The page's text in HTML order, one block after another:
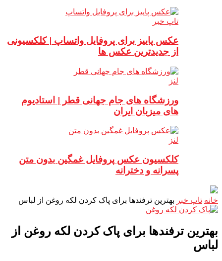
تاپ خبر
عکس پاییز برای پروفایل واتساپ | کلکسیونی
از جدیدترین عکس ها
لنز
ورزشگاه های جام جهانی قطر | استادیوم
های میزبان ایران
لنز
کلکسیون عکس پروفایل غمگین بدون متن
پسرانه و دخترانه
خانه تاپ خبر بهترین ترفندها برای پاک کردن لکه روغن از لباس
بهترین ترفندها برای پاک کردن لکه روغن از
لباس